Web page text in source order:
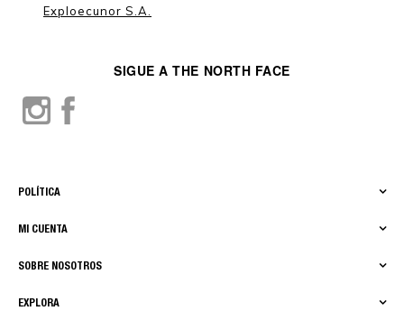
EXPLORA
SOBRE NOSOTROS
MI CUENTA
POLÍTICA
SIGUE A THE NORTH FACE
Exploecunor S.A.